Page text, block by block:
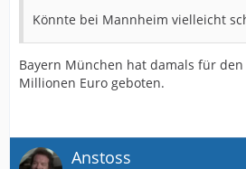
Könnte bei Mannheim vielleicht
Bayern München hat damals für
Millionen Euro geboten.
Anstoss